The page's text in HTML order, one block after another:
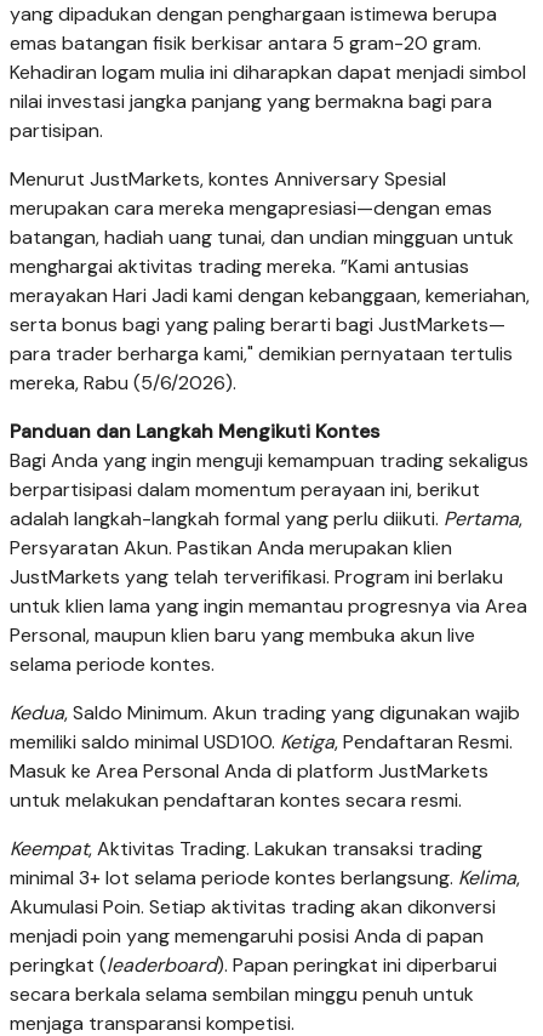
yang dipadukan dengan penghargaan istimewa berupa
emas batangan fisik berkisar antara 5 gram-20 gram.
Kehadiran logam mulia ini diharapkan dapat menjadi simbol
nilai investasi jangka panjang yang bermakna bagi para
partisipan.
Menurut JustMarkets, kontes Anniversary Spesial
merupakan cara mereka mengapresiasi—dengan emas
batangan, hadiah uang tunai, dan undian mingguan untuk
menghargai aktivitas trading mereka. ”Kami antusias
merayakan Hari Jadi kami dengan kebanggaan, kemeriahan,
serta bonus bagi yang paling berarti bagi JustMarkets—
para trader berharga kami," demikian pernyataan tertulis
mereka, Rabu (5/6/2026).
Panduan dan Langkah Mengikuti Kontes
Bagi Anda yang ingin menguji kemampuan trading sekaligus
berpartisipasi dalam momentum perayaan ini, berikut
adalah langkah-langkah formal yang perlu diikuti. Pertama,
Persyaratan Akun. Pastikan Anda merupakan klien
JustMarkets yang telah terverifikasi. Program ini berlaku
untuk klien lama yang ingin memantau progresnya via Area
Personal, maupun klien baru yang membuka akun live
selama periode kontes.
Kedua, Saldo Minimum. Akun trading yang digunakan wajib
memiliki saldo minimal USD100. Ketiga, Pendaftaran Resmi.
Masuk ke Area Personal Anda di platform JustMarkets
untuk melakukan pendaftaran kontes secara resmi.
Keempat, Aktivitas Trading. Lakukan transaksi trading
minimal 3+ lot selama periode kontes berlangsung. Kelima,
Akumulasi Poin. Setiap aktivitas trading akan dikonversi
menjadi poin yang memengaruhi posisi Anda di papan
peringkat (leaderboard). Papan peringkat ini diperbarui
secara berkala selama sembilan minggu penuh untuk
menjaga transparansi kompetisi.